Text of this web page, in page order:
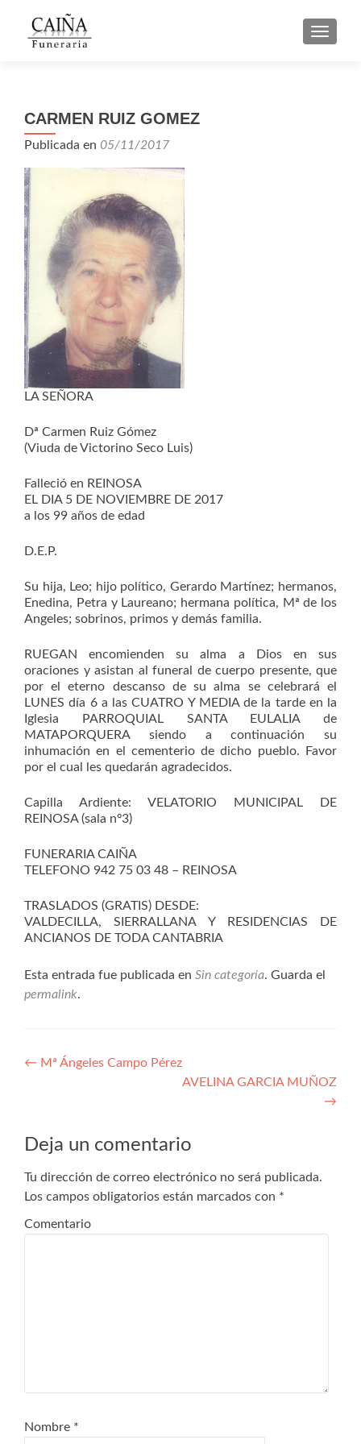
CARMEN RUIZ GOMEZ
Publicada en 05/11/2017
LA SEÑORA
Dª Carmen Ruiz Gómez
(Viuda de Victorino Seco Luis)
Falleció en REINOSA
EL DIA 5 DE NOVIEMBRE DE 2017
a los 99 años de edad
D.E.P.
Su hija, Leo; hijo político, Gerardo Martínez; hermanos,
Enedina, Petra y Laureano; hermana política, Mª de los
Angeles; sobrinos, primos y demás familia.
RUEGAN encomienden su alma a Dios en sus
oraciones y asistan al funeral de cuerpo presente, que
por el eterno descanso de su alma se celebrará el
LUNES día 6 a las CUATRO Y MEDIA de la tarde en la
Iglesia PARROQUIAL SANTA EULALIA de
MATAPORQUERA siendo a continuación su
inhumación en el cementerio de dicho pueblo. Favor
por el cual les quedarán agradecidos.
Capilla Ardiente: VELATORIO MUNICIPAL DE
REINOSA (sala nº3)
FUNERARIA CAIÑA
TELEFONO 942 75 03 48 – REINOSA
TRASLADOS (GRATIS) DESDE:
VALDECILLA, SIERRALLANA Y RESIDENCIAS DE
ANCIANOS DE TODA CANTABRIA
Esta entrada fue publicada en Sin categoría. Guarda el
permalink.
Navegación
← Mª Ángeles Campo Pérez
AVELINA GARCIA MUÑOZ
→
Deja un comentario
Tu dirección de correo electrónico no será publicada.
Los campos obligatorios están marcados con *
Comentario
Nombre *